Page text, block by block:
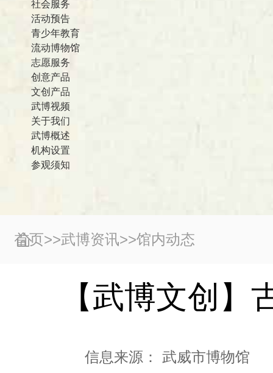
社会服务
活动预告
青少年教育
流动博物馆
志愿服务
创意产品
文创产品
武博视频
关于我们
武博概述
机构设置
参观须知
首页>>武博资讯>>馆内动态
【武博文创】
信息来源：武威市博物馆